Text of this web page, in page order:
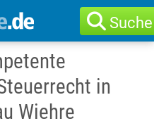
Suche
in
Wiehre